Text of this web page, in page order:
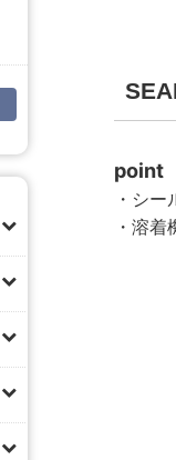
point
・シ
・溶